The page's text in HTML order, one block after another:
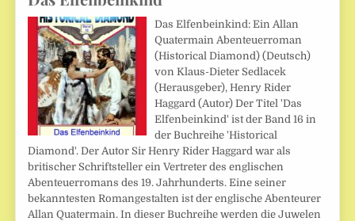
Das Elfenbeinkind: Ein Allan
Quatermain Abenteuerroman
(Historical Diamond) (Deutsch)
von Klaus-Dieter Sedlacek
(Herausgeber), Henry Rider
Haggard (Autor) Der Titel 'Das
Elfenbeinkind' ist der Band 16 in
der Buchreihe 'Historical
Diamond'. Der Autor Sir Henry Rider Haggard war als
britischer Schriftsteller ein Vertreter des englischen
Abenteuerromans des 19. Jahrhunderts. Eine seiner
bekanntesten Romangestalten ist der englische Abenteurer
Allan Quatermain. In dieser Buchreihe werden die Juwelen